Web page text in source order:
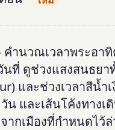
คำนวณเวลาพระอา
ดูช่วงแสงสนธยา
และช่วงเวลาสีน้
และเส้นโค้งทาง
ากเมืองที่กำหนดไ